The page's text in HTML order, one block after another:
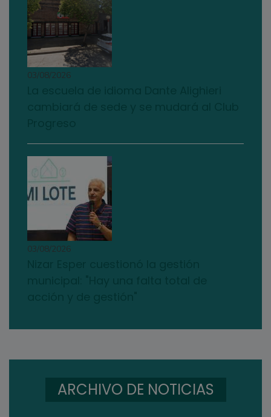
03/08/2026
03/08/2026
ARCHIVO DE NOTICIAS